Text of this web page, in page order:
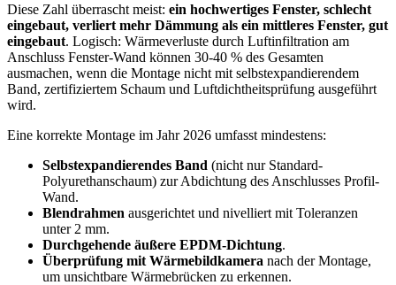
Diese Zahl überrascht meist: ein hochwertiges Fenster, schlecht
eingebaut, verliert mehr Dämmung als ein mittleres Fenster, gut
eingebaut. Logisch: Wärmeverluste durch Luftinfiltration am
Anschluss Fenster-Wand können 30-40 % des Gesamten
ausmachen, wenn die Montage nicht mit selbstexpandierendem
Band, zertifiziertem Schaum und Luftdichtheitsprüfung ausgeführt
wird.
Eine korrekte Montage im Jahr 2026 umfasst mindestens:
Selbstexpandierendes Band (nicht nur Standard-
Polyurethanschaum) zur Abdichtung des Anschlusses Profil-
Wand.
Blendrahmen ausgerichtet und nivelliert mit Toleranzen
unter 2 mm.
Durchgehende äußere EPDM-Dichtung.
Überprüfung mit Wärmebildkamera nach der Montage,
um unsichtbare Wärmebrücken zu erkennen.